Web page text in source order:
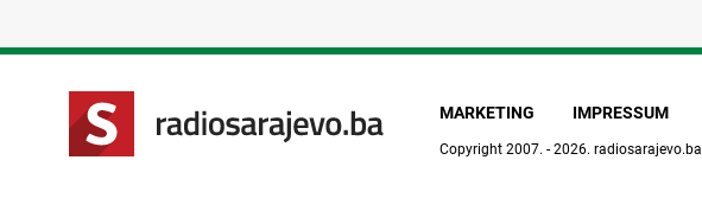
MARKETING IMPRESSUM
Copyright 2007. - 2026. radiosarajevo.ba